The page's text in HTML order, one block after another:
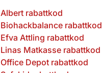
Albert rabattkod
Biohackbalance rabattkod
Efva Attling rabattkod
Linas Matkasse rabattkod
Office Depot rabattkod